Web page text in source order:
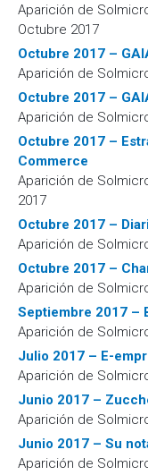
Aparición de
Octubre 2017
Octubre 2017 –
Aparición de
Octubre 2017 –
Aparición de
Octubre 2017 –
Commerce
Aparición de
2017
Octubre 2017 –
Aparición de
Octubre 2017 –
Aparición de
Septiembre 2017 –
Aparición de
Julio 2017 – E-
Aparición de
Junio 2017 –
Aparición de
Junio 2017 – Su
Aparición de